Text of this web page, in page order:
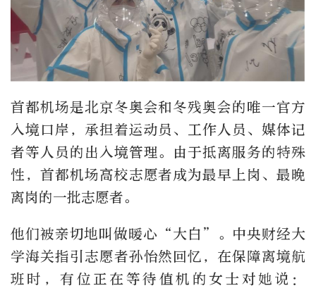
首都机场是北京冬奥会和冬残奥会的唯一官方
入境口岸，承担着运动员、工作人员、媒体记
者等人员的出入境管理。由于抵离服务的特殊
性，首都机场高校志愿者成为最早上岗、最晚
离岗的一批志愿者。
他们被亲切地叫做暖心“大白”。中央财经大
学海关指引志愿者孙怡然回忆，在保障离境航
班时，有位正在等待值机的女士对她说：